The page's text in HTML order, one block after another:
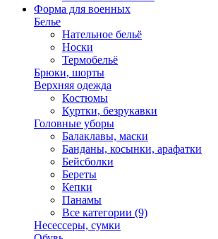
Форма для военных
Белье
Нательное бельё
Носки
Термобельё
Брюки, шорты
Верхняя одежда
Костюмы
Куртки, безрукавки
Головные уборы
Балаклавы, маски
Банданы, косынки, арафатки
Бейсболки
Береты
Кепки
Панамы
Все категории (9)
Несессеры, сумки